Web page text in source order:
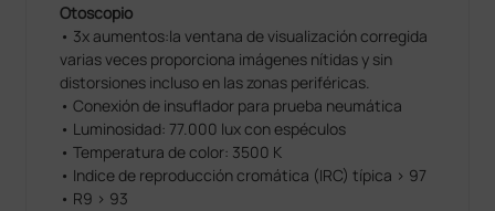
Otoscopio
• 3x aumentos:la ventana de visualización corregida
varias veces proporciona imágenes nítidas y sin
distorsiones incluso en las zonas periféricas.
• Conexión de insuflador para prueba neumática
• Luminosidad: 77.000 lux con espéculos
• Temperatura de color: 3500 K
• Indice de reproducción cromática (IRC) típica > 97
• R9 > 93